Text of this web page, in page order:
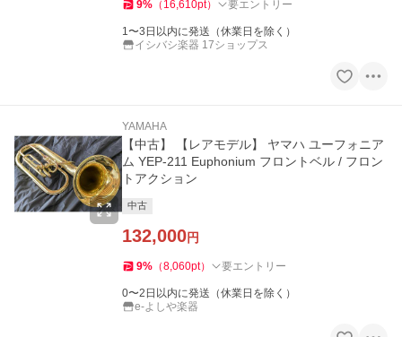
9% （ 16,610pt） 要エントリー
1〜3日以内に発送（休業日を除く）
イシバシ楽器 17ショップス
YAMAHA
【中古】 【レアモデル】 ヤマハ ユーフォニア
ム YEP-211 Euphonium フロントベル / フロン
トアクション
中古
132,000円
9% （8,060pt） 要エントリー
0〜2日以内に発送（休業日を除く）
e-よしや楽器